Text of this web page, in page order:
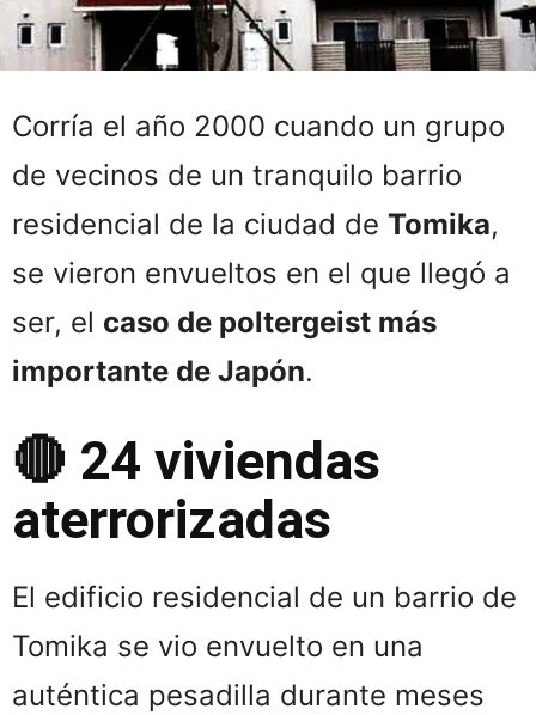
Corría el año 2000 cuando un grupo
de vecinos de un tranquilo barrio
residencial de la ciudad de Tomika,
se vieron envueltos en el que llegó a
ser, el caso de poltergeist más
importante de Japón.
🔴 24 viviendas
aterrorizadas
El edificio residencial de un barrio de
Tomika se vio envuelto en una
auténtica pesadilla durante meses